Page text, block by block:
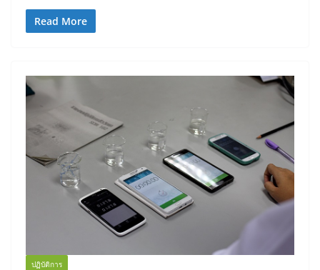
Read More
ปฏิบัติการ